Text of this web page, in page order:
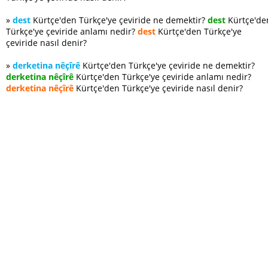
» dest Kürtçe'den Türkçe'ye çeviride ne demektir? dest
Türkçe'ye çeviride anlamı nedir? dest Kürtçe'den Türkçe'ye
çeviride nasıl denir?
» derketina nêçîrê Kürtçe'den Türkçe'ye çeviride ne demektir?
derketina nêçîrê Kürtçe'den Türkçe'ye çeviride anlamı nedir?
derketina nêçîrê Kürtçe'den Türkçe'ye çeviride nasıl denir?